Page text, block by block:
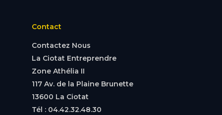
Contact
Contactez Nous
La Ciotat Entreprendre
Zone Athélia II
117 Av. de la Plaine Brunette
13600 La Ciotat
Tél : 04.42.32.48.30